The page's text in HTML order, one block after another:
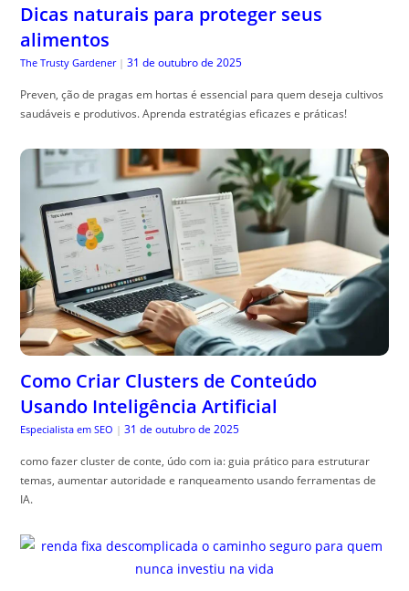
Dicas naturais para proteger seus
alimentos
The Trusty Gardener | 31 de outubro de 2025
Preven, ção de pragas em hortas é essencial para quem deseja cultivos
saudáveis e produtivos. Aprenda estratégias eficazes e práticas!
Como Criar Clusters de Conteúdo
Usando Inteligência Artificial
Especialista em SEO | 31 de outubro de 2025
como fazer cluster de conte, údo com ia: guia prático para estruturar
temas, aumentar autoridade e ranqueamento usando ferramentas de
IA.